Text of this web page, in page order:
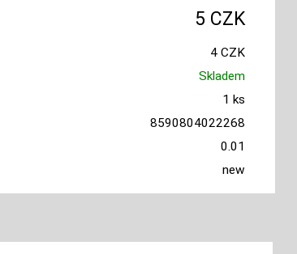
5 CZK
4 CZK
Skladem
1 ks
8590804022268
0.01
new